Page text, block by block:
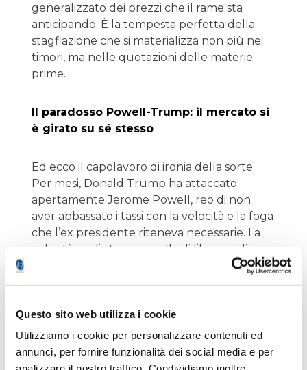
Questo sito web utilizza i cookie
Utilizziamo i cookie per personalizzare contenuti ed
annunci, per fornire funzionalità dei social media e per
generalizzato dei prezzi che il rame sta
anticipando. È la tempesta perfetta della
stagflazione che si materializza non più nei
timori, ma nelle quotazioni delle materie
prime.
Il paradosso Powell-Trump: il mercato si
è girato su sé stesso
Ed ecco il capolavoro di ironia della sorte.
Per mesi, Donald Trump ha attaccato
apertamente Jerome Powell, reo di non
aver abbassato i tassi con la velocità e la foga
che l’ex presidente riteneva necessarie. La
volontà esplicita era quella di liberarsi di un
banchiere centrale percepito come un
freno. Oggi, a pochi mesi di distanza, il
priorità. La grande paura non è più che la
Fed non tagli, ma che non riesca o non possa
più tagliare affatto, fino a fine anno. Anzi, in
alcuni corridoi si sussurra la parola tabù: